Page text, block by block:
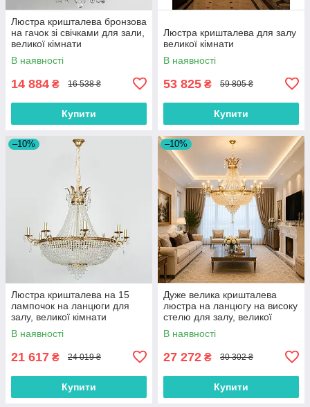
Люстра кришталева бронзова
на гачок зі свічками для зали,
великої кімнати
В наявності
14 884 ₴ 16 538 ₴
Купити
Люстра кришталева для залу
великої кімнати
В наявності
53 825 ₴ 59 805 ₴
Купити
–10%
Люстра кришталева на 15
лампочок на ланцюги для
залу, великої кімнати
В наявності
21 617 ₴ 24 019 ₴
Купити
–10%
Дуже велика кришталева
люстра на ланцюгу на високу
стелю для залу, великої
кімнати
В наявності
27 272 ₴ 30 302 ₴
Купити